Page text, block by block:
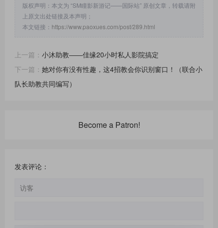
版权声明：本文为 “SM瞳影新游记——国际站” 原创文章，转载请附
上原文出处链接及本声明；
本文链接： https://www.paoxues.com/post/289.html
上一篇： 小沐助教——佳缘20小时私人影院搞定
下一篇： 她对你有没有性趣，这4招教会你识别窗口！（联合小
队长助教共同编写）
Become a Patron!
发表评论：